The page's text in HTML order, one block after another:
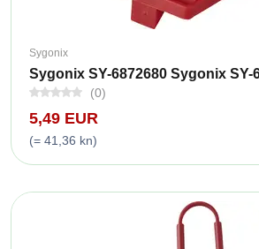
Sygonix
Sygonix SY-6872680 Sygonix SY-
(0)
5,49 EUR
(= 41,36 kn)